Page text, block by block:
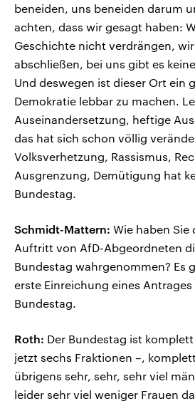
beneiden, uns beneiden darum
achten, dass wir gesagt haben:
Geschichte nicht verdrängen,
abschließen, bei uns gibt es
Und deswegen ist dieser Ort ein
Demokratie lebbar zu machen.
Auseinandersetzung, heftige
das hat sich schon völlig
Volksverhetzung, Rassismus,
Ausgrenzung, Demütigung hat
Bundestag.
Schmidt-Mattern: Wie haben Sie
Auftritt von AfD-Abgeordneten
Bundestag wahrgenommen? Es
erste Einreichung eines Antrages
Bundestag.
Roth: Der Bundestag ist
jetzt sechs Fraktionen –,
übrigens sehr, sehr, sehr viel
leider sehr viel weniger Frauen